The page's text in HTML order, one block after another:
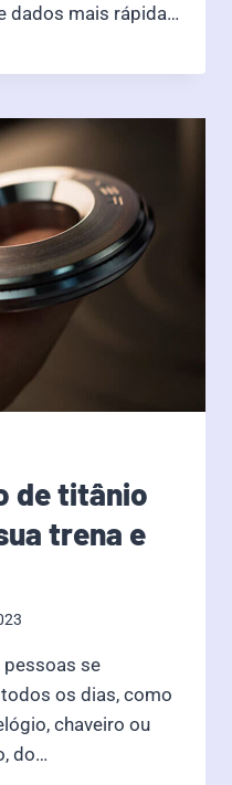
dados mais rápida…
de titânio
trena e
pessoas se
os dias, como
chaveiro ou
do…